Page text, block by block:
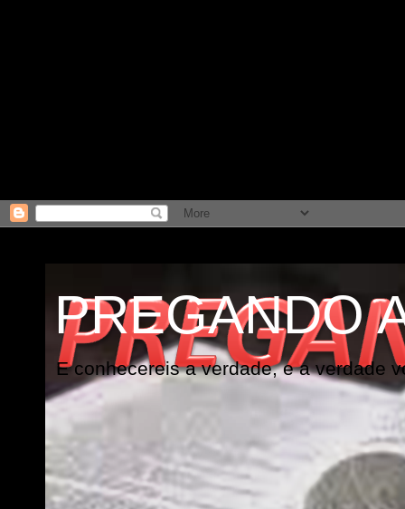
PREGANDO
E conhecereis a verdade, e a verdade